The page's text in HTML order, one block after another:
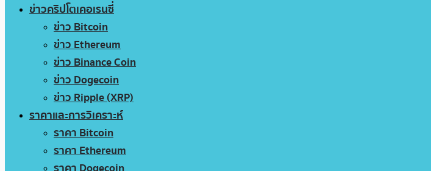
ข่าวคริปโตเคอเรนซี่
ข่าว Bitcoin
ข่าว Ethereum
ข่าว Binance Coin
ข่าว Dogecoin
ข่าว Ripple (XRP)
ราคาและการวิเคราะห์
ราคา Bitcoin
ราคา Ethereum